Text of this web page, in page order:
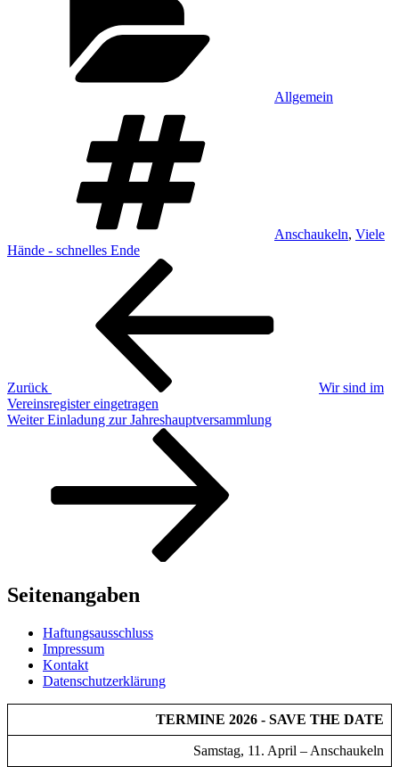
Allgemein
Anschaukeln, Viele
Hände - schnelles Ende
Beitragsnavigation
Zurück
Wir sind im
Vereinsregister eingetragen
Nächster
Weiter Einladung zur Jahreshauptversammlung
Seitenangaben
Haftungsausschluss
Impressum
Kontakt
Datenschutzerklärung
TERMINE 2026 - SAVE THE DATE
Samstag, 11. April – Anschaukeln